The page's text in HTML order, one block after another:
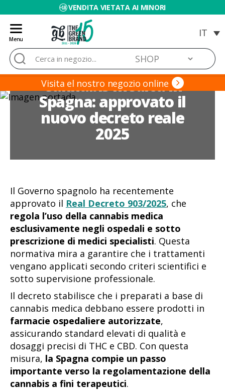
VENDITA VIETATA AI MINORI
Menu
Blog
de
Grow
Barato
Cerca:
Visita el nostro negozio online
Cannabis medica in
Spagna: approvato il
nuovo decreto reale
2025
Il Governo spagnolo ha recentemente
approvato il Real Decreto 903/2025, che
regola l’uso della cannabis medica
esclusivamente negli ospedali e sotto
prescrizione di medici specialisti. Questa
normativa mira a garantire che i trattamenti
vengano applicati secondo criteri scientifici e
sotto supervisione professionale.
Il decreto stabilisce che i preparati a base di
cannabis medica debbano essere prodotti in
farmacie ospedaliere autorizzate,
assicurando standard elevati di qualità e
dosaggi precisi di THC e CBD. Con questa
misura, la Spagna compie un passo
importante verso la regolamentazione della
cannabis a fini terapeutici.